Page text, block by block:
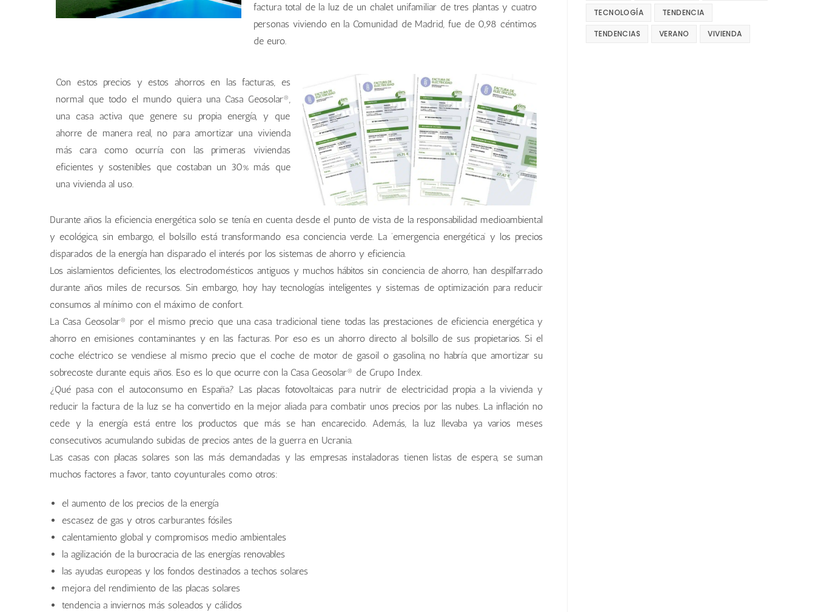
factura total de la luz de un chalet unifamiliar de tres plantas y cuatro
personas viviendo en la Comunidad de Madrid, fue de 0,98 céntimos
de euro.
Con estos precios y estos ahorros en las facturas, es
normal que todo el mundo quiera una Casa Geosolar®,
una casa activa que genere su propia energía, y que
ahorre de manera real, no para amortizar una vivienda
más cara como ocurría con las primeras viviendas
eficientes y sostenibles que costaban un 30% más que
una vivienda al uso.
Durante años la eficiencia energética solo se tenía en cuenta desde el punto de vista de la responsabilidad medioambiental
y ecológica, sin embargo, el bolsillo está transformando esa conciencia verde. La ‘emergencia energética’ y los precios
disparados de la energía han disparado el interés por los sistemas de ahorro y eficiencia.
Los aislamientos deficientes, los electrodomésticos antiguos y muchos hábitos sin conciencia de ahorro, han despilfarrado
durante años miles de recursos. Sin embargo, hoy hay tecnologías inteligentes y sistemas de optimización para reducir
consumos al mínimo con el máximo de confort.
La Casa Geosolar® por el mismo precio que una casa tradicional tiene todas las prestaciones de eficiencia energética y
ahorro en emisiones contaminantes y en las facturas. Por eso es un ahorro directo al bolsillo de sus propietarios. Si el
coche eléctrico se vendiese al mismo precio que el coche de motor de gasoil o gasolina, no habría que amortizar su
sobrecoste durante equis años. Eso es lo que ocurre con la Casa Geosolar® de Grupo Index.
¿Qué pasa con el autoconsumo en España? Las placas fotovoltaicas para nutrir de electricidad propia a la vivienda y
reducir la factura de la luz se ha convertido en la mejor aliada para combatir unos precios por las nubes. La inflación no
cede y la energía está entre los productos que más se han encarecido. Además, la luz llevaba ya varios meses
consecutivos acumulando subidas de precios antes de la guerra en Ucrania.
Las casas con placas solares son las más demandadas y las empresas instaladoras tienen listas de espera, se suman
muchos factores a favor, tanto coyunturales como otros:
el aumento de los precios de la energía
escasez de gas y otros carburantes fósiles
calentamiento global y compromisos medio ambientales
la agilización de la burocracia de las energías renovables
las ayudas europeas y los fondos destinados a techos solares
mejora del rendimiento de las placas solares
tendencia a inviernos más soleados y cálidos
TECNOLOGÍA TENDENCIA
TENDENCIAS VERANO VIVIENDA